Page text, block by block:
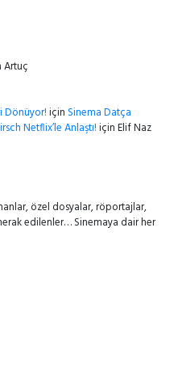
Artuç
Dönüyor!için Sinema Datça
Netflix’le Anlaştı!içinElif Naz
özel dosyalar, röportajlar,
edilenler… Sinemaya dair her